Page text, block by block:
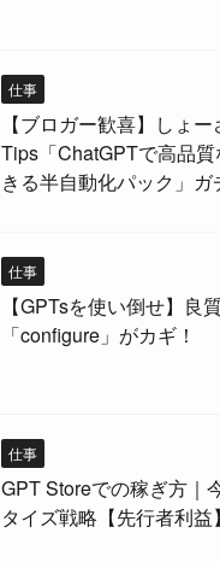
仕事
【ブロガー歓喜】しょー
Tips「ChatGPTで高品
きる半自動化パック」ガ
仕事
【GPTsを使い倒せ】良
「configure」がカギ！
仕事
GPT Storeでの稼ぎ方｜
タイズ戦略【先行者利益】